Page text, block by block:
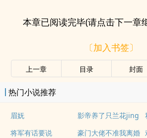
本章已阅读完毕(请点击下一章
〔加入书签〕
上一章 目录 封面
热门小说推荐
眉妩 影帝养了只兰花jing
将军有话要说
豪门大佬不准我离婚